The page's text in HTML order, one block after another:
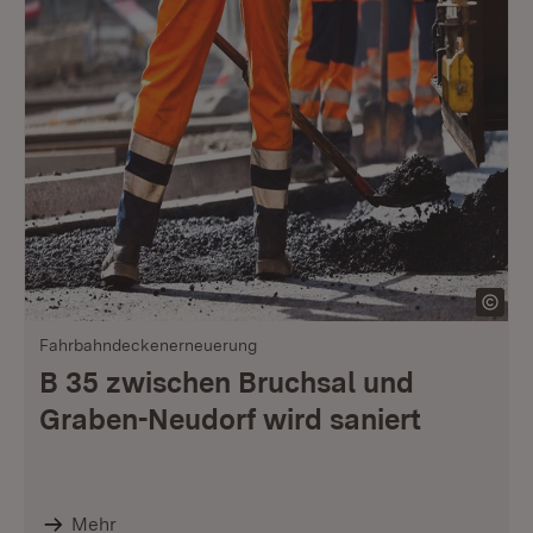
Fahrbahndeckenerneuerung
B 35 zwischen Bruchsal und
Graben-Neudorf wird saniert
Mehr